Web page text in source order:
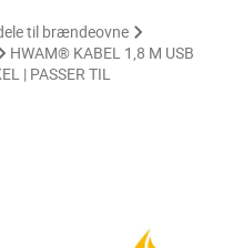
til brændeovne
HWAM® KABEL 1,8 M USB
| PASSER TIL